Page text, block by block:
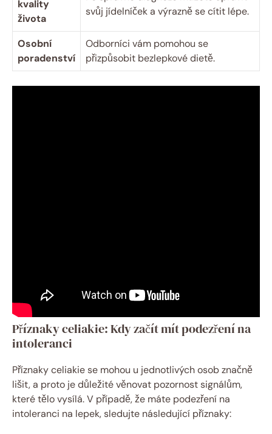
‍kvality
života
svůj ‍jídelníček a ‍výrazně se cítit lépe.
Osobní
poradenství
Odborníci vám ‌pomohou se
přizpůsobit bezlepkové dietě.
Příznaky celiakie: ⁢Kdy začít mít podezření na⁣
intoleranci
Příznaky celiakie⁤ se mohou u jednotlivých ⁣osob značně
lišit, a proto je důležité⁣ věnovat ⁣pozornost signálům,
které tělo vysílá. ‍V případě, že máte⁢ podezření na
intoleranci ​na lepek, sledujte​ následující příznaky: